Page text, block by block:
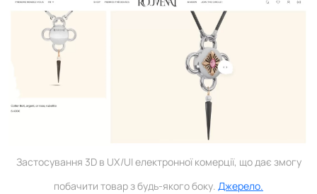
Застосування 3D в UX/UI електронної комерції, що дає змогу
побачити товар з будь-якого боку. Джерело.